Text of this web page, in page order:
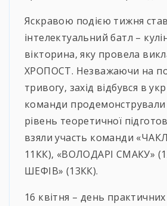
Яскравою подією тижня став
інтелектуальний батл –
вікторина, яку провела
ХРОПОСТ. Незважаючи на
тривогу, захід відбувся в
команди продемонстрували
рівень теоретичної
взяли участь команди
11КК), «ВОЛОДАРІ СМАКУ»
ШЕФІВ» (13КК).
16 квітня – день